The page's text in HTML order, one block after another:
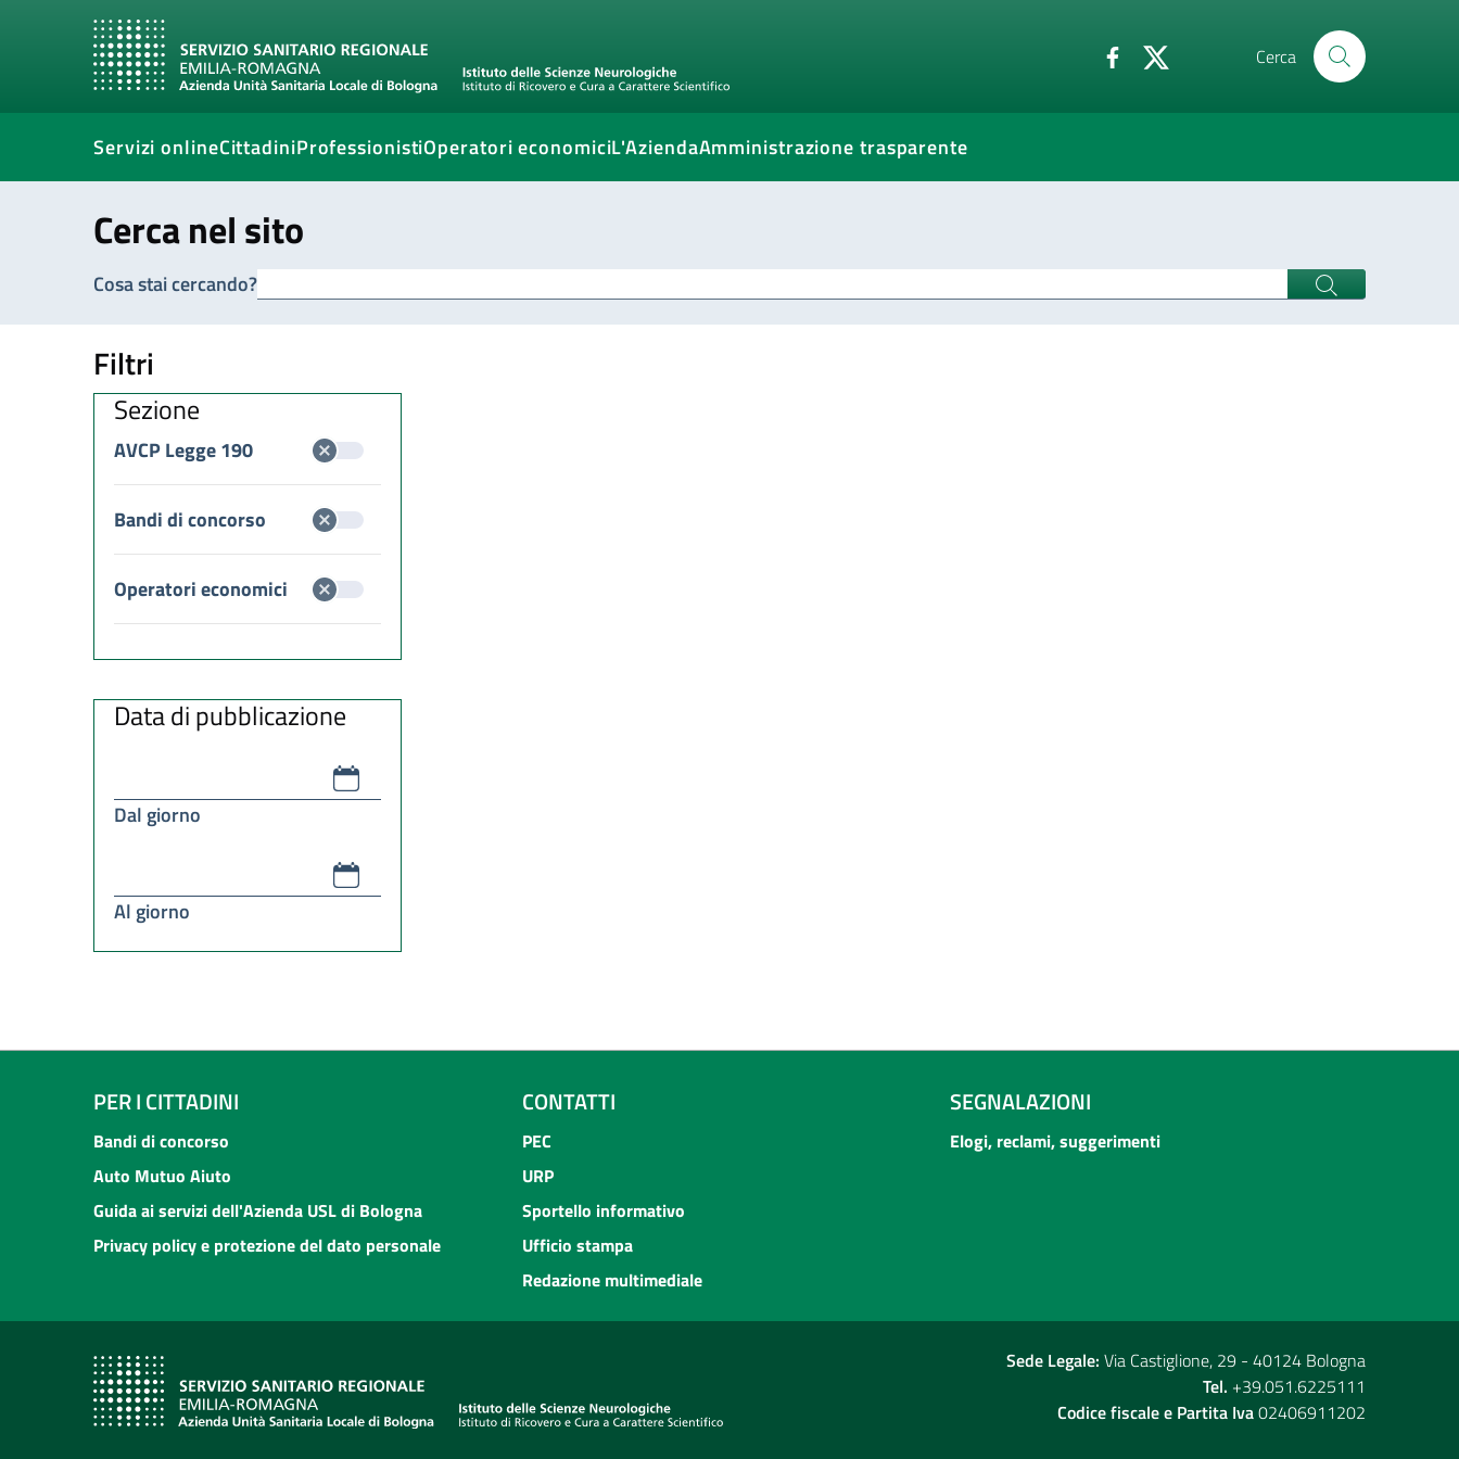
Cerca
Servizi onlineCittadiniProfessionistiOperatori economiciL'AziendaAmministrazione trasparente
Cerca nel sito
Cosa stai cercando?
Filtri
Sezione
AVCP Legge 190
Bandi di concorso
Operatori economici
Data di pubblicazione
Dal giorno
Al giorno
PER I CITTADINI
Bandi di concorso
Auto Mutuo Aiuto
Guida ai servizi dell'Azienda USL di Bologna
Privacy policy e protezione del dato personale
CONTATTI
PEC
URP
Sportello informativo
Ufficio stampa
Redazione multimediale
SEGNALAZIONI
Elogi, reclami, suggerimenti
Sede Legale: Via Castiglione, 29 - 40124 Bologna
Tel. +39.051.6225111
Codice fiscale e Partita Iva02406911202